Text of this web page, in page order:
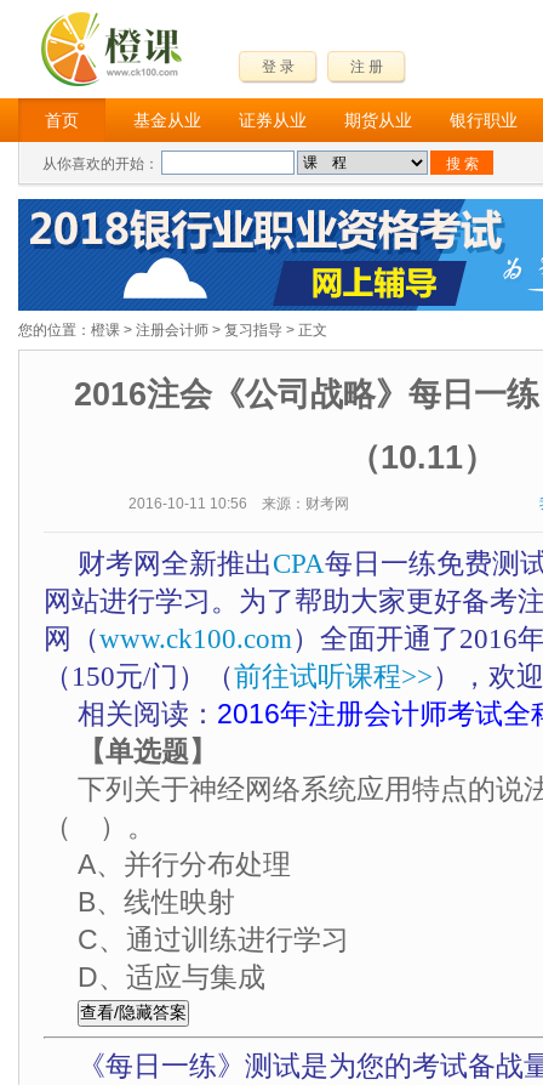
登 录 注 册
首页 基金从业 证券从业 期货从业 银行职业
从你喜欢的开始：
您的位置： 橙课 > 注册会计师 > 复习指导 > 正文
2016注会《公司战略》每日一
（10.11）
2016-10-11 10:56 来源：财考网
财考网全新推出CPA每日一练免费测
网站进行学习。为了帮助大家更好备考
网（www.ck100.com）全面开通了2016
（150元/门）（前往试听课程>>），欢
相关阅读： 2016年注册会计师考试全
【单选题】
下列关于神经网络系统应用特点的说
（ ）。
A、并行分布处理
B、线性映射
C、通过训练进行学习
D、适应与集成
《每日一练》测试是为您的考试备战